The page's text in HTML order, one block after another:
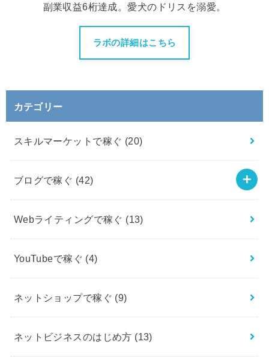
副業収益6桁達成。愛犬のドリスを溺愛。
ラボの詳細はこちら
カテゴリー
スキルマーケットで稼ぐ (20)
ブログで稼ぐ (42)
Webライティングで稼ぐ (13)
YouTubeで稼ぐ (4)
ネットショップで稼ぐ (9)
ネットビジネスのはじめ方 (13)